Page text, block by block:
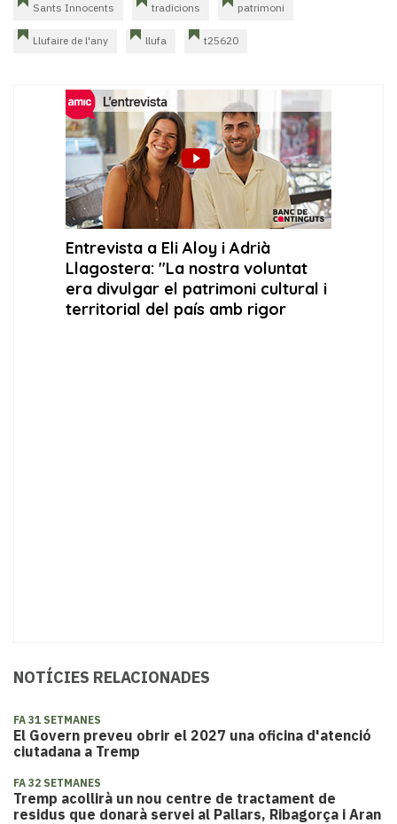
Sants Innocents tradicions patrimoni
Llufaire de l'any llufa t25620
NOTÍCIES RELACIONADES
FA 31 SETMANES
​El Govern preveu obrir el 2027 una oficina d'atenció
ciutadana a Tremp
FA 32 SETMANES
Tremp acollirà un nou centre de tractament de
residus que donarà servei al Pallars, Ribagorça i Aran